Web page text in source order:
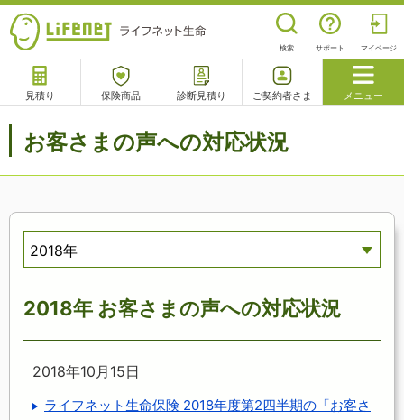
検索 サポート マイページ
見積り 保険商品 診断見積り ご契約者さま メニュー
サポート
お客さまの声への対応状況
2018年
2018年 お客さまの声への対応状況
2018年10月15日
ライフネット生命保険 2018年度第2四半期の「お客さ